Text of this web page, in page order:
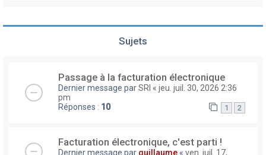
Sujets
Passage à la facturation électronique
Dernier message parSRI « jeu. juil. 30, 2026 2:36
pm
Réponses : 10 1 2
Facturation électronique, c'est parti !
Dernier message par guillaume « ven. juil. 17,